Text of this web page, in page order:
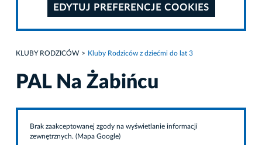
EDYTUJ PREFERENCJE COOKIES
KLUBY RODZICÓW Kluby Rodziców z dziećmi do lat 3
PAL Na Żabińcu
Brak zaakceptowanej zgody na wyświetlanie informacji
zewnętrznych. (Mapa Google)